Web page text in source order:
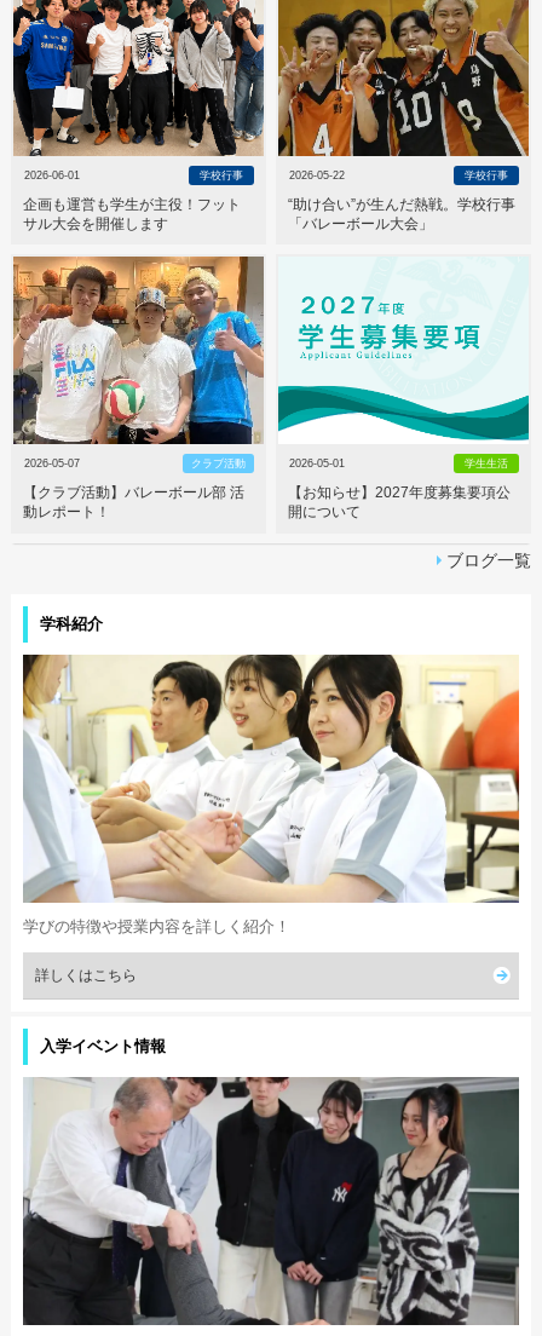
2026-06-01 学校行事
企画も運営も学生が主役！フット
サル大会を開催します
2026-05-22 学校行事
“助け合い”が生んだ熱戦。学校行事
「バレーボール大会」
2026-05-07 クラブ活動
【クラブ活動】バレーボール部 活
動レポート！
2026-05-01 学生生活
【お知らせ】2027年度募集要項公
開について
ブログ一覧
学科紹介
学びの特徴や授業内容を詳しく紹介！
詳しくはこちら
入学イベント情報